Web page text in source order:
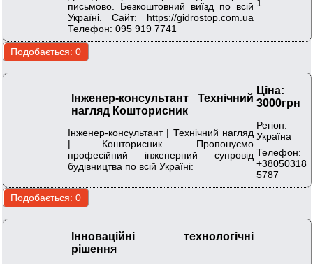
письмово. Безкоштовний виїзд по всій
Україні. Сайт: https://gidrostop.com.ua
Телефон: 095 919 7741
1
Інженер-консультант Технічний
нагляд Кошторисник
Інженер-консультант | Технічний нагляд
| Кошторисник. Пропонуємо
професійний інженерний супровід
будівництва по всій Україні:
Ціна:
3000грн
Регіон:
Україна
Телефон:
+38050318
5787
Інноваційні технологічні
рішення